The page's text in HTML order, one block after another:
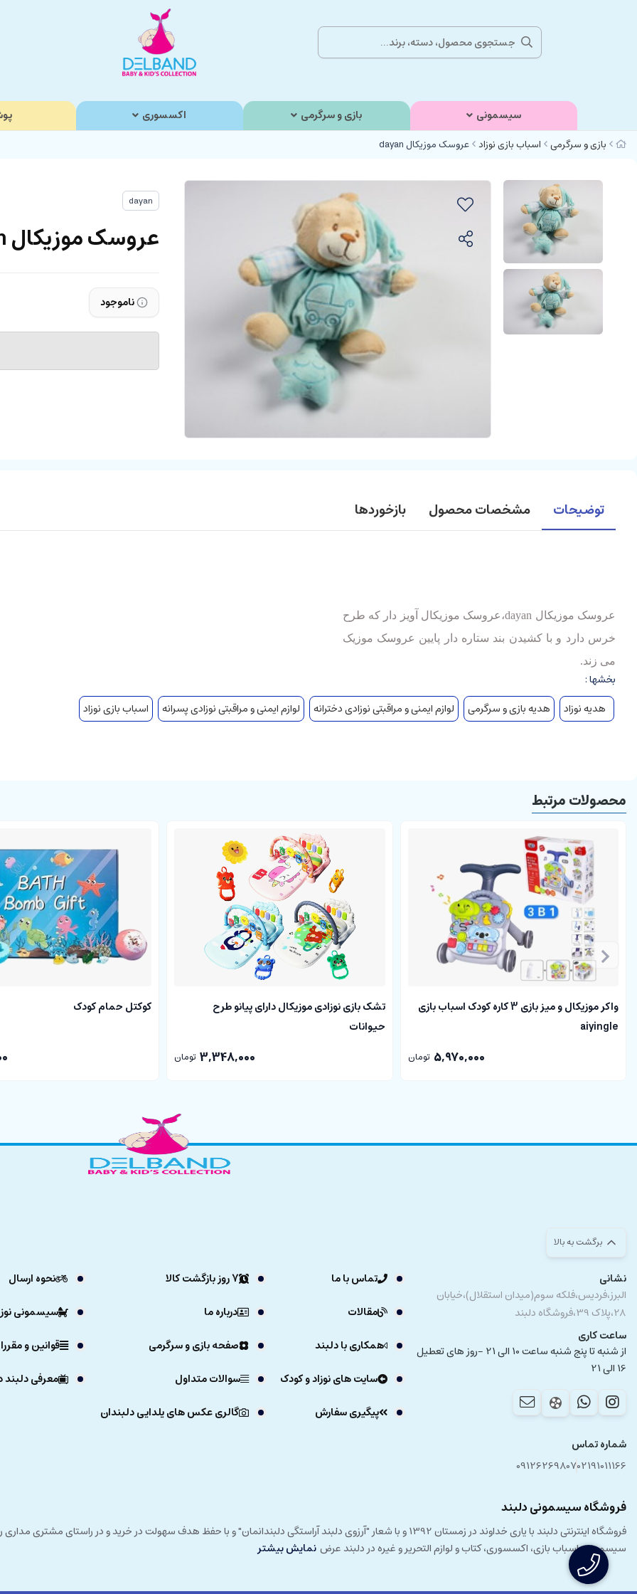
سیسمونی بازی و سرگرمی اکسسوری
بازی و سرگرمی اسباب بازی نوزاد عروسک موزیکال dayan
dayan
عروسک موزیکال dayan
ناموجود
توضیحات مشخصات محصول بازخوردها
عروسک موزیکال dayan،عروسک موزیکال آویز دار که طرح
خرس دارد و با کشیدن بند ستاره دار پایین عروسک موزیک
می زند.
بخشها :
هدیه نوزاد
هدیه بازی و سرگرمی لوازم ایمنی و مراقبتی نوزادی دخترانه لوازم ایمنی و مراقبتی نوزادی پسرانه اسباب بازی نوزاد
محصولات مرتبط
واکر موزیکال و میز بازی 3 کاره کودک اسباب بازی
aiyingle
5,970,000 تومان
تشک بازی نوزادی موزیکال دارای پیانو طرح
حیوانات
3,348,000 تومان
کوکتل حمام کودک
برگشت به بالا
نشانی
البرز،فردیس،فلکه سوم(میدان استقلال)،خیابان
28،پلاک 39،فروشگاه دلبند
ساعت کاری
از شنبه تا پنج شنبه ساعت 10 الی 21 -روز های تعطیل
16 الی 21
شماره تماس
02191011166
09126269807
تماس با ما 7 روز بازگشت کالا
نحوه ارسال
مقالات
درباره ما
سیسمونی
همکاری با دلبند
صفحه بازی و سرگرمی
قوانین و
سایت های نوزاد و کودک
سوالات متداول
معرفی
پیگیری سفارش
گالری عکس های یلدایی دلبندان
فروشگاه سیسمونی دلبند
فروشگاه اینترنتی دلبند با یاری خداوند در زمستان 1392 و با شعار "آرزوی دلبند آراستگی دلبندانمان" و با حفظ هدف سهولت در خرید
سیسمونی، اسباب بازی، اکسسوری، کتاب و لوازم التحریر و غیره در دلبند عرض نمایش بیشتر